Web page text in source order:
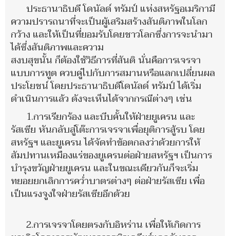
ประธานาธิบดี โดนัลด์ ทรัมป์ แห่งสหรัฐอเมริกามี
ความปรารถนาที่จะเป็นผู้เสริมสร้างสันติภาพในโลก
กว้าง และให้เป็นที่ยอมรับโดยชาวโลกซึ่งการจะนำมา
ได้ซึ่งสันติภาพและความ
สงบสุขนั้น ก็ต้องใช้วิธีการที่สันติ นั่นคือการเจรจา
แบบการทูต ควบคู่ไปกับการสมานหรือแลกเปลี่ยนผล
ประโยชน์ โดยประธานาธิบดีโดนัลด์ ทรัมป์ ได้เริ่ม
ดำเนินการแล้ว ดังจะเห็นได้จากกรณีต่างๆ เช่น
1.การเรียกร้อง และบีบคั้นให้ฝ่ายยูเครน และ
รัสเซีย หันกลับสู่โต๊ะการเจรจาเพื่อยุติการสู้รบ โดย
สหรัฐฯ และยูเครน ได้จัดทำข้อตกลงว่าด้วยการให้
สัมปทานเหมืองแร่ของยูเครนต่อฝ่ายสหรัฐฯ เป็นการ
บำรุงขวัญฝ่ายยูเครน และในขณะเดียวกันก็จะเริ่ม
ทยอยยกเลิกการคว่ำบาตรต่างๆ ต่อฝ่ายรัสเซีย เพื่อ
เป็นแรงจูงใจฝ่ายรัสเซียอีกด้วย
2.การเจรจาโดยตรงกับอิหร่าน เพื่อให้เกิดการ